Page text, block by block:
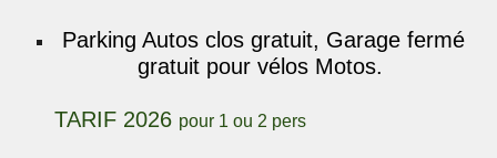
Parking Autos clos gratuit, Garage fermé
gratuit pour vélos Motos.
TARIF 2026 pour 1 ou 2 pers